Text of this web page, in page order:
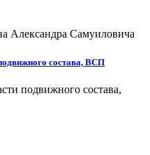
Александра Самуиловича
состава, ВСП
подвижного состава,